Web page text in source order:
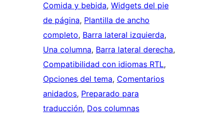
Comida y bebida, Widgets del pie
de página, Plantilla de ancho
completo, Barra lateral izquierda
Una columna, Barra lateral derecha
Compatibilidad con idiomas RTL
Opciones del tema, Comentarios
anidados, Preparado para
traducción, Dos columnas